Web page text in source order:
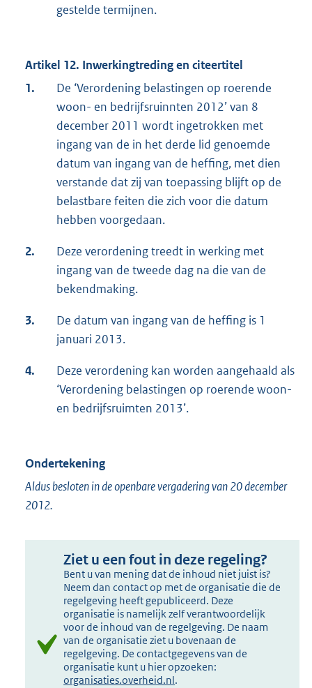
gestelde termijnen.
Artikel 12. Inwerkingtreding en citeertitel
1.
De ‘Verordening belastingen op roerende
woon- en bedrijfsruinnten 2012’ van 8
december 2011 wordt ingetrokken met
ingang van de in het derde lid genoemde
datum van ingang van de heffing, met dien
verstande dat zij van toepassing blijft op de
belastbare feiten die zich voor die datum
hebben voorgedaan.
2.
Deze verordening treedt in werking met
ingang van de tweede dag na die van de
bekendmaking.
3.
De datum van ingang van de heffing is 1
januari 2013.
4.
Deze verordening kan worden aangehaald als
‘Verordening belastingen op roerende woon-
en bedrijfsruimten 2013’.
Ondertekening
Aldus besloten in de openbare vergadering van 20 december
2012.
Ziet u een fout in deze regeling?
Bent u van mening dat de inhoud niet juist is?
Neem dan contact op met de organisatie die de
regelgeving heeft gepubliceerd. Deze
organisatie is namelijk zelf verantwoordelijk
voor de inhoud van de regelgeving. De naam
van de organisatie ziet u bovenaan de
regelgeving. De contactgegevens van de
organisatie kunt u hier opzoeken:
organisaties.overheid.nl.